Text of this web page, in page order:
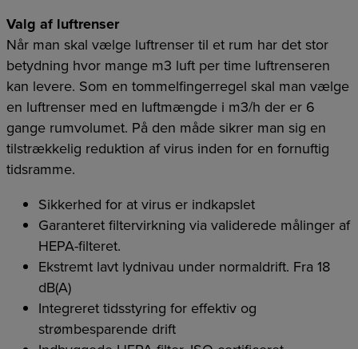
Valg af luftrenser
Når man skal vælge luftrenser til et rum har det stor
betydning hvor mange m3 luft per time luftrenseren
kan levere. Som en tommelfingerregel skal man vælge
en luftrenser med en luftmængde i m3/h der er 6
gange rumvolumet. På den måde sikrer man sig en
tilstrækkelig reduktion af virus inden for en fornuftig
tidsramme.
Sikkerhed for at virus er indkapslet
Garanteret filtervirkning via validerede målinger af
HEPA-filteret.
Ekstremt lavt lydnivau under normaldrift. Fra 18
dB(A)
Integreret tidsstyring for effektiv og
strømbesparende drift